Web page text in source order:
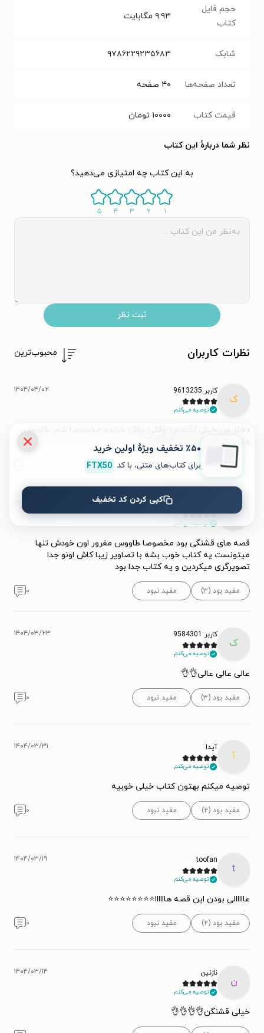
حجم فایل
کتاب
۹.۹۳ مگابایت
شابک ۹۷۸۶۲۲۹۲۳۵۶۸۳
تعداد صفحه‌ها ۴۰ صفحه
قیمت کتاب ۱۰۰۰۰ تومان
نظر شما دربارهٔ این کتاب
به این کتاب چه امتیازی می‌دهید؟
۱ ۲ ۳ ۴ ۵
ثبت نظر
نظرات کاربران محبوب‌ترین
ک
کاربر 9613235
توصیه می‌کنم.
۱۴۰۴/۰۴/۰۲
دختر من خیلی لذت برد وقتی براش خوندم مخصوصا شعر طاووس
مغرور عالی بود 👌👌👌👌👌👌
مفید بود (۳) مفید نبود
ک
توصیه می‌کنم.
قصه های قشنگی بود مخصوصا طاووس مغرور اون خودش تنها
میتونست یه کتاب خوب بشه با تصاویر زیبا کاش اونو جدا
تصویرگری میکردین و یه کتاب جدا بود
مفید بود (۳) مفید نبود ۰
ک
کاربر 9584301
توصیه می‌کنم.
۱۴۰۴/۰۳/۲۳
عالی عالی عالی👌👌
مفید بود (۳) مفید نبود ۰
آ
آیدا
توصیه می‌کنم.
۱۴۰۴/۰۳/۳۱
توصیه میکنم بهتون کتاب خیلی خوبیه
مفید بود (۲) مفید نبود ۰
t
toofan
توصیه می‌کنم.
۱۴۰۴/۰۳/۱۹
عااااالی بودن این قصه هاااااا⭐⭐⭐⭐⭐⭐⭐⭐
مفید بود (۲) مفید نبود ۰
ن
نازنین
توصیه می‌کنم.
۱۴۰۴/۰۳/۱۴
خیلی قشنگن👌👌👌👌
٪۵۰ تخفیف ویژۀ اولین خرید
برای کتاب‌های متنی، با کد FTX50
کپی کردن کد تخفیف